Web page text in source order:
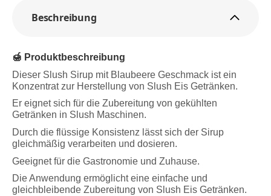
Beschreibung
🍯 Produktbeschreibung
Dieser Slush Sirup mit Blaubeere Geschmack ist ein
Konzentrat zur Herstellung von Slush Eis Getränken.
Er eignet sich für die Zubereitung von gekühlten
Getränken in Slush Maschinen.
Durch die flüssige Konsistenz lässt sich der Sirup
gleichmäßig verarbeiten und dosieren.
Geeignet für die Gastronomie und Zuhause.
Die Anwendung ermöglicht eine einfache und
gleichbleibende Zubereitung von Slush Eis Getränken.